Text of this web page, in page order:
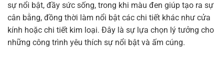
sự nổi bật, đầy sức sống, trong khi màu đen giúp tạo ra sự
cân bằng, đồng thời làm nổi bật các chi tiết khác như cửa
kính hoặc chi tiết kim loại. Đây là sự lựa chọn lý tưởng cho
những công trình yêu thích sự nổi bật và ấm cúng.